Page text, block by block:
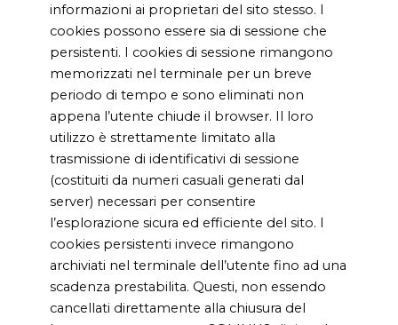
informazioni ai proprietari del sito stesso. I
cookies possono essere sia di sessione che
persistenti. I cookies di sessione rimangono
memorizzati nel terminale per un breve
periodo di tempo e sono eliminati non
appena l’utente chiude il browser. Il loro
utilizzo è strettamente limitato alla
trasmissione di identificativi di sessione
(costituiti da numeri casuali generati dal
server) necessari per consentire
l’esplorazione sicura ed efficiente del sito. I
cookies persistenti invece rimangono
archiviati nel terminale dell’utente fino ad una
scadenza prestabilita. Questi, non essendo
cancellati direttamente alla chiusura del